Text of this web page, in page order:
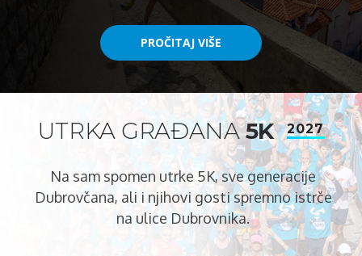
PROČITAJ VIŠE
PROČITAJ VIŠE
UTRKA GRAĐANA5K 2027
Na sam spomen utrke 5K, sve generacije
Dubrovčana, ali i njihovi gosti spremno istrče
na ulice Dubrovnika.